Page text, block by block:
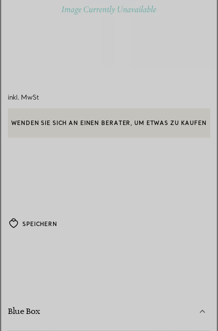
inkl. MwSt
EINEN KUNDENBERATER KONTAKTIEREN ODER EINEN
WENDEN SIE SICH AN EINEN BERATER, UM ETWAS ZU KAUFEN
SPEICHERN
Blue Box